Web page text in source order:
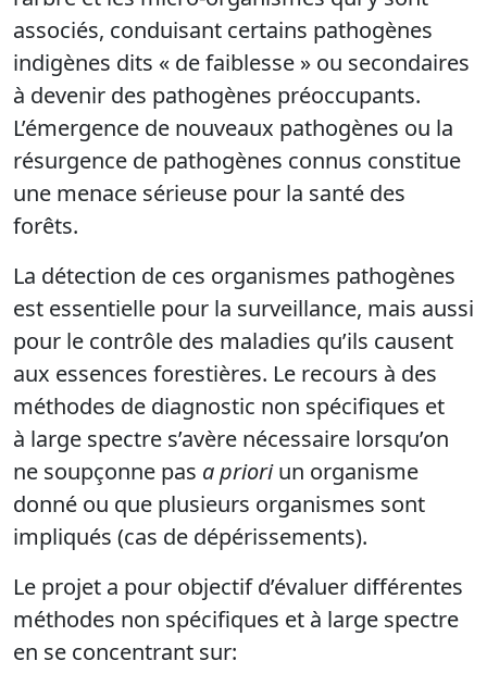
associés, conduisant certains pathogènes
indigènes dits « de faiblesse » ou secondaires
à devenir des pathogènes préoccupants.
L’émergence de nouveaux pathogènes ou la
résurgence de pathogènes connus constitue
une menace sérieuse pour la santé des
forêts.
La détection de ces organismes pathogènes
est essentielle pour la surveillance, mais aussi
pour le contrôle des maladies qu’ils causent
aux essences forestières. Le recours à des
méthodes de diagnostic non spécifiques et
à large spectre s’avère nécessaire lorsqu’on
ne soupçonne pas a prioriun organisme
donné ou que plusieurs organismes sont
impliqués (cas de dépérissements).
Le projet a pour objectif d’évaluer différentes
méthodes non spécifiques et à large spectre
en se concentrant sur: